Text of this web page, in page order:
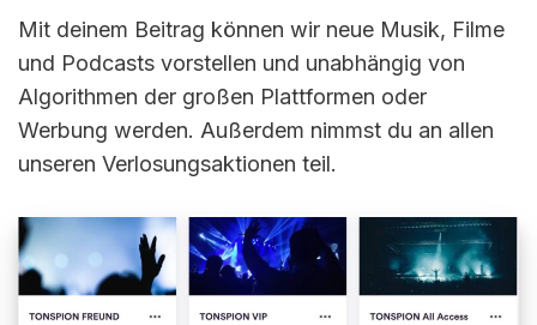
Mit deinem Beitrag können wir neue Musik, Filme
und Podcasts vorstellen und unabhängig von
Algorithmen der großen Plattformen oder
Werbung werden. Außerdem nimmst du an allen
unseren Verlosungsaktionen teil.